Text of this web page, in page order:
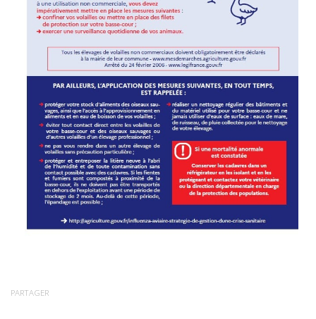
PARTAGER